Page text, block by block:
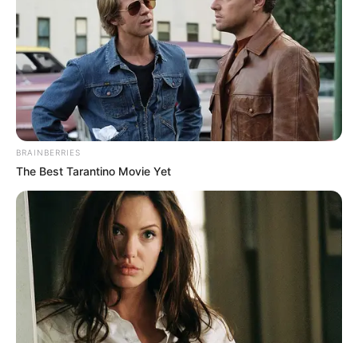
BRAINBERRIES
The Best Tarantino Movie Yet